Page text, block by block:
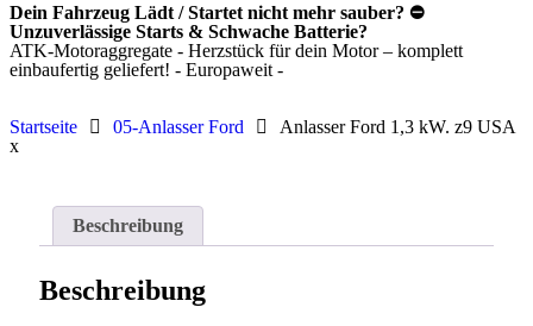
Dein Fahrzeug Lädt / Startet nicht mehr sauber? ⛔
Unzuverlässige Starts & Schwache Batterie?
ATK-Motoraggregate - Herzstück für dein Motor – komplett
einbaufertig geliefert! - Europaweit -
Startseite 05-Anlasser Ford
Anlasser Ford 1,3 kW. z9 USA
x
Beschreibung
Beschreibung